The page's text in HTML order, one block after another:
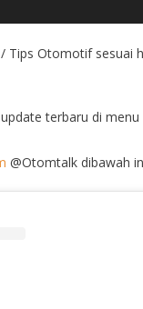
Tips Otomotif sesuai
terbaru di menu
@Otomtalk dibawah